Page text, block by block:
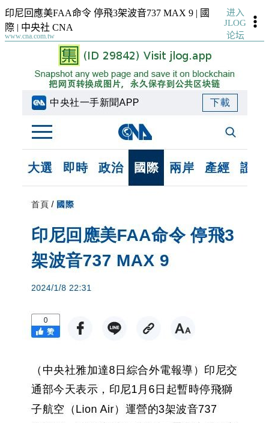
印尼回應美FAA命令 停飛3架波音737 MAX 9 | 國
際 | 中央社 CNA
www.cna.com.tw
进入
JLOG
论坛